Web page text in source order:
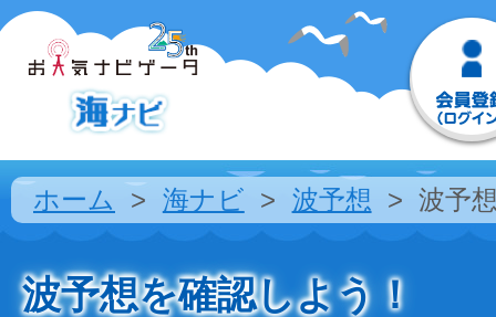
ホーム 海ナビ 波予想 波予
波予想を確認しよう！